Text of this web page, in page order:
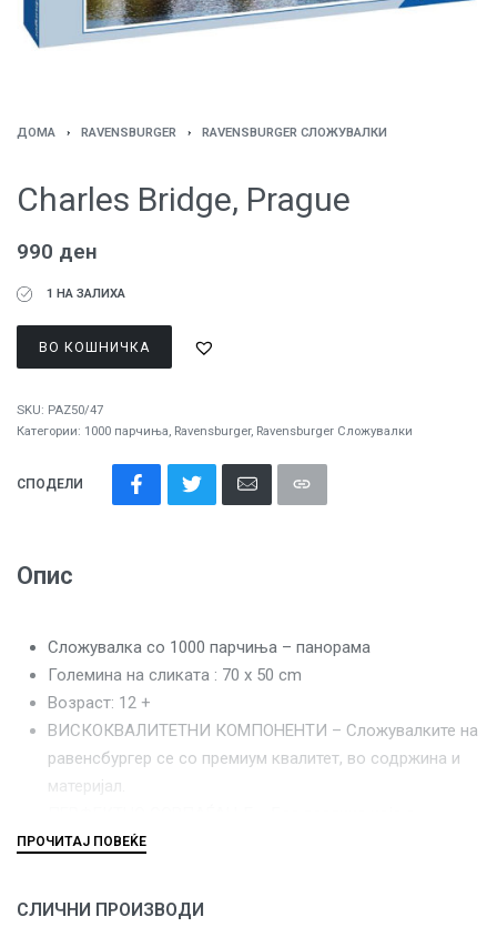
ДОМА › RAVENSBURGER › RAVENSBURGER СЛОЖУВАЛКИ
Charles Bridge, Prague
990 ден
1 НА ЗАЛИХА
ВО КОШНИЧКА
SKU: PAZ50/47
Категории: 1000 парчиња, Ravensburger, Ravensburger Сложувалки
СПОДЕЛИ
Опис
Сложувалка со 1000 парчиња – панорама
Големина на сликата : 70 x 50 cm
Возраст: 12 +
ВИСКОКВАЛИТЕТНИ КОМПОНЕНТИ – Сложувалките на
равенсбургер се со премиум квалитет, во содржина и
материјал.
голимината на парчињата секое од нив перефктно се
сложувалките се составени од парчиња со уникатниа
СЛИЧНИ ПРОИЗВОДИ